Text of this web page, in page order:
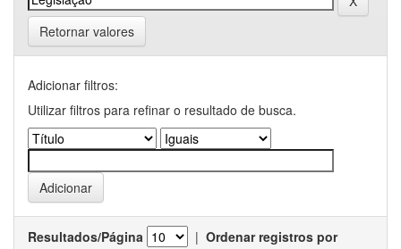
Retornar valores
Adicionar filtros:
Utilizar filtros para refinar o resultado de busca.
Resultados/Página | Ordenar registros por